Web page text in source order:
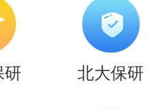
。
学深圳国际研究生
研 北大保研